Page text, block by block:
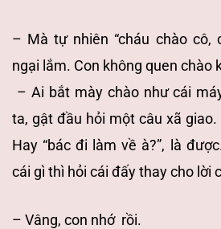
– Mà tự nhiên “cháu chào cô,
ngại lắm. Con không quen
– Ai bắt mày chào như cái
ta, gật đầu hỏi một câu xã giao.
Hay “bác đi làm về à?”, là
cái gì thì hỏi cái đấy thay cho lời
– Vâng, con nhớ rồi.